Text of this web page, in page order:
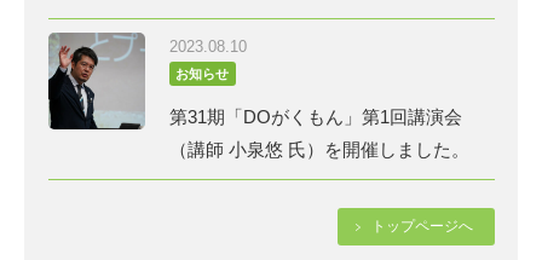
2023.08.10
お知らせ
第31期「DOがくもん」第1回講演会
（講師 小泉悠 氏）を開催しました。
トップページへ